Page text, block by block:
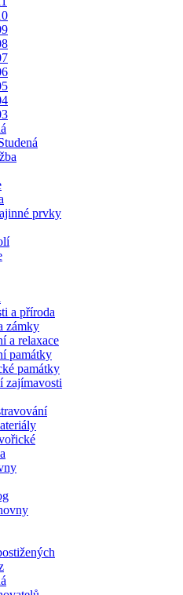
prvky
a příroda
zámky
a relaxace
památky
památky
zajímavosti